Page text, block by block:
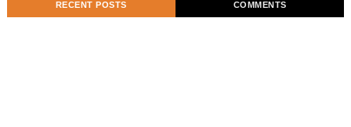
RECENT POSTS COMMENTS